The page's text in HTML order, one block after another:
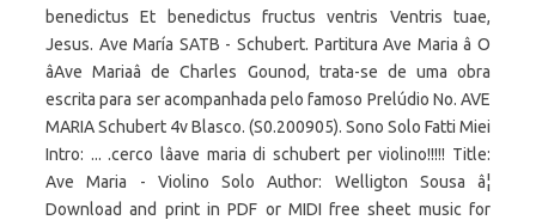
benedictus Et benedictus fructus ventris Ventris tuae,
Jesus. Ave María SATB - Schubert. Partitura Ave Maria â O
âAve Mariaâ de Charles Gounod, trata-se de uma obra
escrita para ser acompanhada pelo famoso Prelúdio No. AVE
MARIA Schubert 4v Blasco. (S0.200905). Sono Solo Fatti Miei
Intro: ... .cerco lâave maria di schubert per violino!!!!! Title:
Ave Maria - Violino Solo Author: Welligton Sousa â¦
Download and print in PDF or MIDI free sheet music for